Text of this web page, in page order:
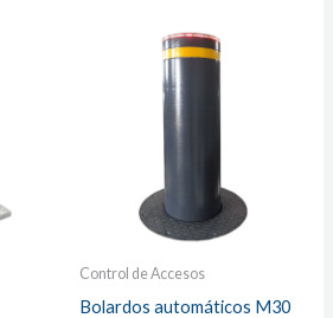
Control de Accesos
Bolardos automáticos M30